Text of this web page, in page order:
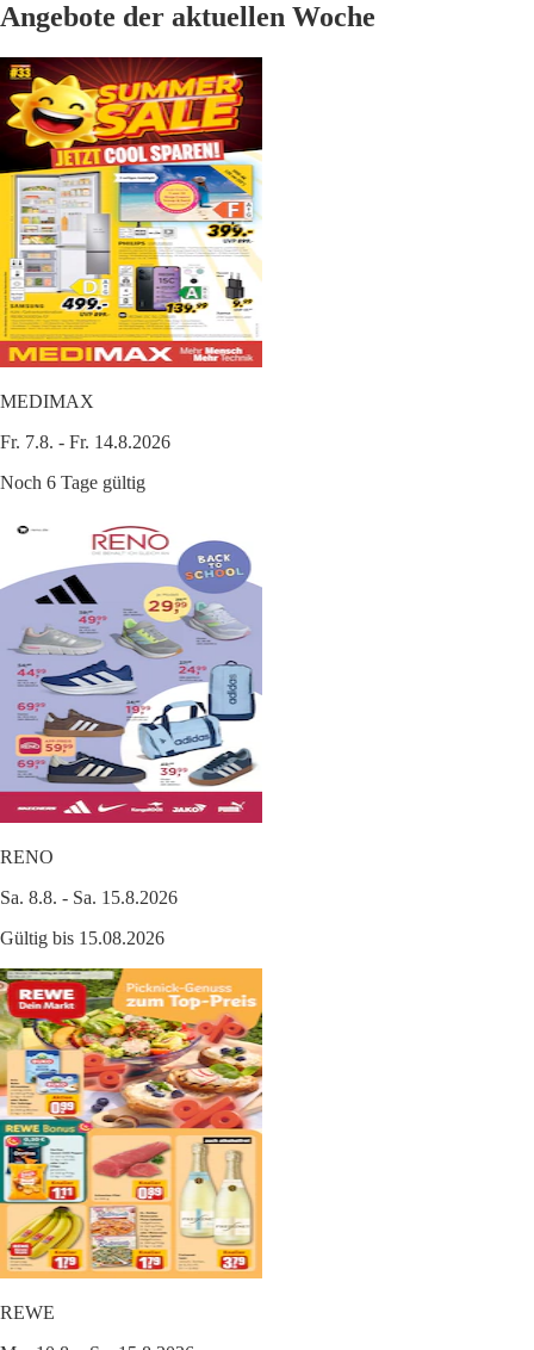
Angebote der aktuellen Woche
MEDIMAX
Fr. 7.8. - Fr. 14.8.2026
Noch 6 Tage gültig
RENO
Sa. 8.8. - Sa. 15.8.2026
Gültig bis 15.08.2026
REWE